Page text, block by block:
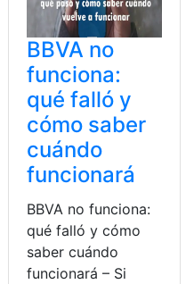
BBVA no
funciona:
qué falló y
cómo saber
cuándo
funcionará
BBVA no funciona:
qué falló y cómo
saber cuándo
funcionará – Si